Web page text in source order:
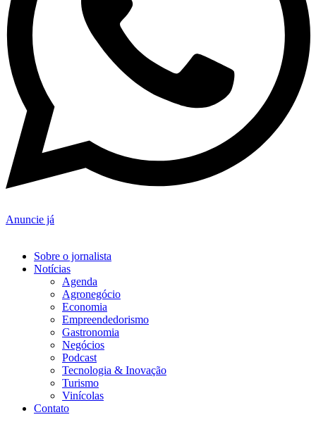
Anuncie já
Sobre o jornalista
Notícias
Agenda
Agronegócio
Economia
Empreendedorismo
Gastronomia
Negócios
Podcast
Tecnologia & Inovação
Turismo
Vinícolas
Contato